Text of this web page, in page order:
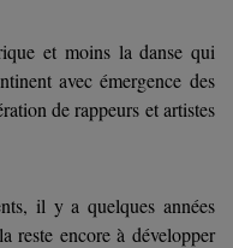
et moins la danse qui
avec émergence des
de rappeurs et artistes
il y a quelques années
reste encore à développer